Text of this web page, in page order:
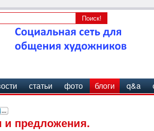
статьи фото блоги q&a
и предложения.